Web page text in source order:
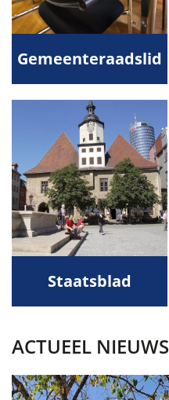
Gemeenteraadslid
Staatsblad
ACTUEEL NIEUWS